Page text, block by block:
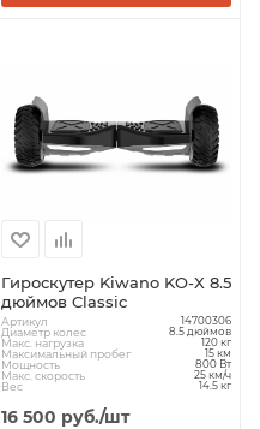
Гироскутер Kiwano KO-X 8.5
дюймов Classic
Артикул 14700306
Диаметр колес 8.5 дюймов
Макс. нагрузка 120 кг
Максимальный пробег 15 км
Мощность 800 Вт
Макс. скорость 25 км/ч
Вес 14.5 кг
16 500 руб./шт